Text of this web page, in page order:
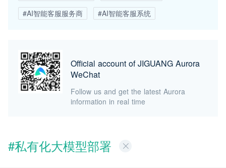
#私有化大模型部署
#AI智能客服服务商
#AI智能客服系统
Official account of JIGUANG Aurora
WeChat
Follow us and get the latest Aurora
information in real time